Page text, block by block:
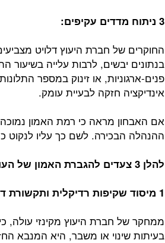
3 ניתוח מדדים עקיפים:
החוקרים של חברת היעוץ דלויט
בנתונים יבשים, לרבות עלייה בשיעור
פנים-ארגוניות, או זינוק במספר
אינדיקציה חזקה לבעיית עומק.
אם האבחון מראה כי רמת האמון
ההנהלה הבכירה. לשם כך עליו לנקוט
להלן 3 צעדים להגברת האמון של העובדים בהנהלה כשרמת האמון נמוכה:
1 מיסוד שקיפות רדיקלית ותקשורת דו-כיוונית:
ממחקר של חברת היעוץ מקינזי עולה,
בעיתות שינוי או משבר, היא המנבא